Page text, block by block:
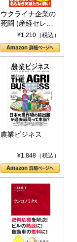
ウクライナ企業の
死闘 (産経セレク
ト S 039)¥1,210（税込）
農業ビジネス
¥1,848（税込）